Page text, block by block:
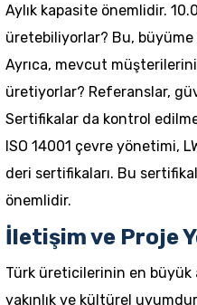
Aylık kapasite önemlidir.
üretebiliyorlar? Bu, büyüme
Ayrıca, mevcut
üretiyorlar? Referanslar,
Sertifikalar da kontrol
ISO 14001 çevre yönetimi,
deri sertifikaları. Bu
önemlidir.
İletişim ve Proje
Türk üreticilerinin en büyük
yakınlık ve kültürel